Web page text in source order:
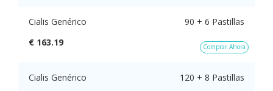
Cialis Genérico
90 + 6 Pastillas
€ 163.19
Comprar Ahora
Cialis Genérico
120 + 8 Pastillas